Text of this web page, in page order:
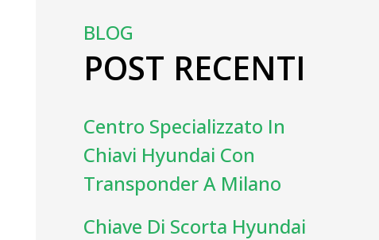
BLOG
POST RECENTI
Centro Specializzato In
Chiavi Hyundai Con
Transponder A Milano
Chiave Di Scorta Hyundai